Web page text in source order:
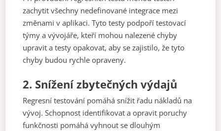
zachytit všechny nedefinované integrace mezi
změnami v aplikaci. Tyto testy podpoří testovací
týmy a vývojáře, kteří mohou nalezené chyby
upravit a testy opakovat, aby se zajistilo, že tyto
chyby budou rychle opraveny.
2. Snížení zbytečných výdajů
Regresní testování pomáhá snížit řadu nákladů na
vývoj. Schopnost identifikovat a opravit poruchy
funkčnosti pomáhá vyhnout se dlouhým